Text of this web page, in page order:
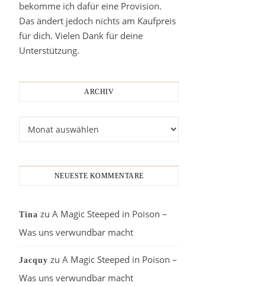
bekomme ich dafür eine Provision.
Das ändert jedoch nichts am Kaufpreis
für dich. Vielen Dank für deine
Unterstützung.
ARCHIV
NEUESTE KOMMENTARE
Tina zu A Magic Steeped in Poison –
Was uns verwundbar macht
Jacquy zu A Magic Steeped in Poison –
Was uns verwundbar macht